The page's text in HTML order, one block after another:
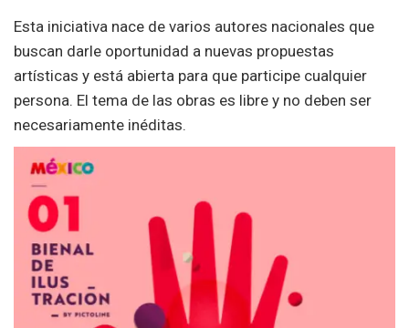
Esta iniciativa nace de varios autores nacionales que
buscan darle oportunidad a nuevas propuestas
artísticas y está abierta para que participe cualquier
persona. El tema de las obras es libre y no deben ser
necesariamente inéditas.